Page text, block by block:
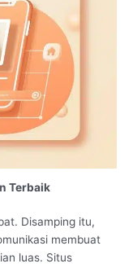
Terbaik
Disamping itu,
membuat
luas. Situs